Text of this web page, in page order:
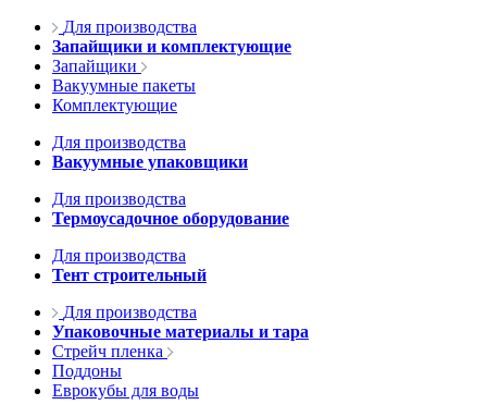
Для производства
Запайщики и комплектующие
Запайщики
Вакуумные пакеты
Комплектующие
Для производства
Вакуумные упаковщики
Для производства
Термоусадочное оборудование
Для производства
Тент строительный
Для производства
Упаковочные материалы и тара
Стрейч пленка
Поддоны
Еврокубы для воды